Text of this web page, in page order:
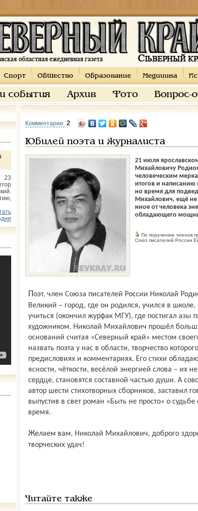
Спорт Общество Образование Медицина
события Архив Фото Вопрос-
23
Комментарии: 2
Юбилей поэта и журналиста
21 июля
Михайловичу
человеческим
итогов и
но время для
Михайлович, ещё не
иное от человека
обладающего
По поручению членов
Союз писателей России
Поэт, член Союза писателей России Николай Родионов – коренной ростовец. Ростов
Великий – город, где он родился, учился в
учиться (окончил журфак МГУ), где постигал азы
художником. Николай Михайлович прошёл
оснований считая «Северный край» местом
назвать поэта у нас в области, творчество
предисловиях и комментариях. Его стихи
ясности, чёткости, весёлой энергией слова – их
сердце, становятся составной частью души. А
автор шести стихотворных сборников, заставил
выпустив в свет роман «Быть не просто» о
время.
Желаем вам, Николай Михайлович, доброго здоровья, вдохновения, оптимизма и
творческих удач!
Читайте также